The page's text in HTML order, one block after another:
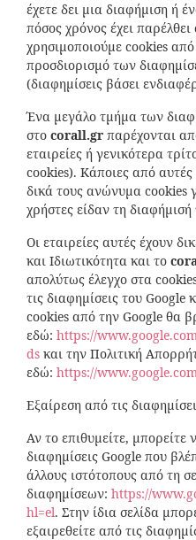
έχετε δει μια διαφήμιση ή
πόσος χρόνος έχει
χρησιμοποιούμε cookies
προσδιορισμό των
(διαφημίσεις βάσει
Ένα μεγάλο τμήμα των
στο corall.gr παρέχονται
εταιρείες ή γενικότερα
cookies). Κάποιες από αυτές
δικά τους ανώνυμα cookies
χρήστες είδαν τη
Οι εταιρείες αυτές έχουν
και Ιδιωτικότητα και το
απολύτως έλεγχο στα
τις διαφημίσεις του
cookies από την Google θα
εδώ: https://
ds και την Πολιτική
εδώ: https://
Εξαίρεση από τις
Αν το επιθυμείτε, μπορείτε
διαφημίσεις Google που
άλλους ιστότοπους από τη
διαφημίσεων: https://
hl=el. Στην ίδια σελίδα
εξαιρεθείτε από τις